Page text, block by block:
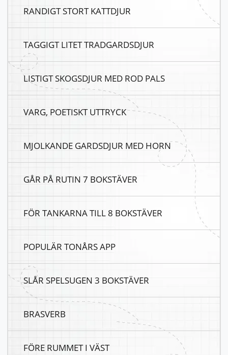
RANDIGT STORT KATTDJUR
TAGGIGT LITET TRADGARDSDJUR
LISTIGT SKOGSDJUR MED ROD PALS
VARG, POETISKT UTTRYCK
MJOLKANDE GARDSDJUR MED HORN
GÅR PÅ RUTIN 7 BOKSTÄVER
FÖR TANKARNA TILL 8 BOKSTÄVER
POPULÄR TONÅRS APP
SLÅR SPELSUGEN 3 BOKSTÄVER
BRASVERB
FÖRE RUMMET I VÄST